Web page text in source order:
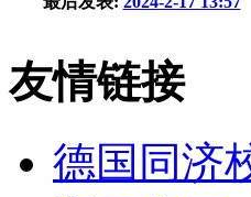
友情链接
德国同济